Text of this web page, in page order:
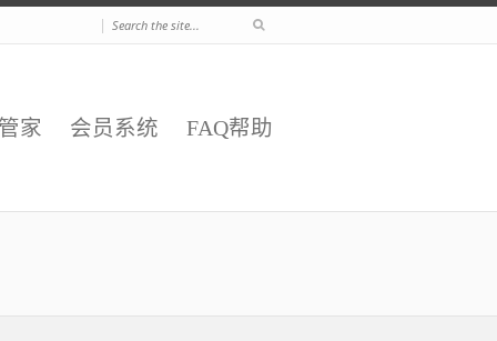
|
家 会员系统 FAQ帮助